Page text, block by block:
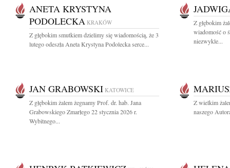
ANETA KRYSTYNA
PODOLECKA KRAKÓW
Z głębokim smutkiem dzielimy się wiadomością, że 3
lutego odeszła Aneta Krystyna Podolecka serce...
Z głębokim
wiadomość o
niezwykle...
JAN GRABOWSKI KATOWICE
Z głębokim żalem żegnamy Prof. dr. hab. Jana
Grabowskiego Zmarłego 22 stycznia 2026 r.
Wybitnego...
Z wielkim
naszego